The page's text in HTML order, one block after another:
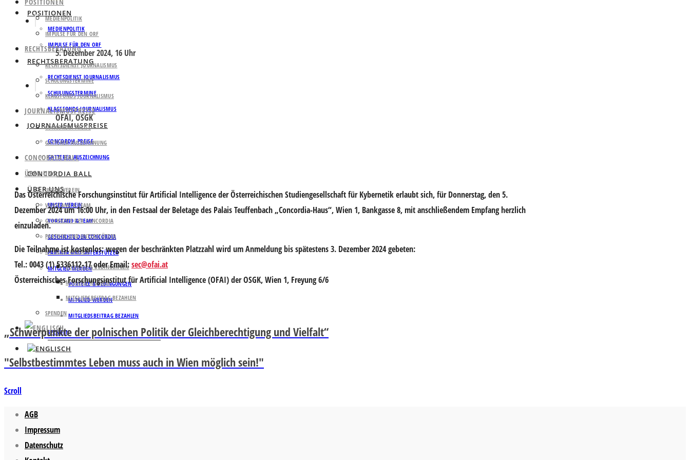
POSITIONEN
MEDIENPOLITIK
IMPULSE FÜR DEN ORF
RECHTSBERATUNG
RECHTSDIENST JOURNALISMUS
SCHULUNGSTERMINE
KLAGSFONDS JOURNALISMUS
JOURNALISMUSPREISE
CONCORDIA PREISE
GATTERER AUSZEICHNUNG
CONCORDIA BALL
ÜBER UNS
UNSER VEREIN
VORSTAND & TEAM
GESCHICHTE DER CONCORDIA
PARTNER UND UNTERSTÜTZER
MITGLIED WERDEN
VORTEILE & BEDINGUNGEN
MITGLIED WERDEN
MITGLIEDSBEITRAG BEZAHLEN
SPENDEN
MEDIENPOLITIK
IMPULSE FÜR DEN ORF
RECHTSBERATUNG
RECHTSDIENST JOURNALISMUS
SCHULUNGSTERMINE
KLAGSFONDS JOURNALISMUS
JOURNALISMUSPREISE
CONCORDIA PREISE
GATTERER AUSZEICHNUNG
CONCORDIA BALL
ÜBER UNS
UNSER VEREIN
VORSTAND & TEAM
GESCHICHTE DER CONCORDIA
PARTNER UND UNTERSTÜTZER
MITGLIED WERDEN
VORTEILE & BEDINGUNGEN
MITGLIED WERDEN
MITGLIEDSBEITRAG BEZAHLEN
SPENDEN
5. Dezember 2024, 16 Uhr
OFAI, OSGK
Das Österreichische Forschungsinstitut für Artificial Intelligence der Österreichischen Studiengesellschaft für Kybernetik erlaubt sich, für Donnerstag, den 5.
Dezember 2024 um 16:00 Uhr, in den Festsaal der Beletage des Palais Teuffenbach „Concordia-Haus“, Wien 1, Bankgasse 8, mit anschließendem Empfang herzlich
einzuladen.
Die Teilnahme ist kostenlos; wegen der beschränkten Platzzahl wird umAnmeldung bis spätestens 3. Dezember 2024 gebeten:
Tel.: 0043 (1) 5336112-17 oder Email:sec@ofai.at
Österreichisches Forschungsinstitut für Artificial Intelligence (OFAI) der OSGK, Wien 1, Freyung 6/6
„Schwerpunkte der polnischen Politik der Gleichberechtigung und Vielfalt“
"Selbstbestimmtes Leben muss auch in Wien möglich sein!"
Scroll
AGB
Impressum
Datenschutz